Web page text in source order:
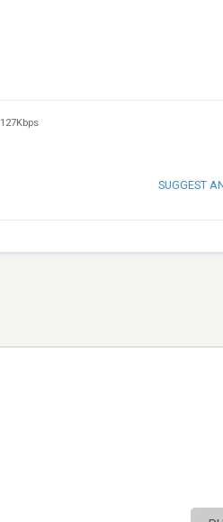
127Kbps
SUGGEST